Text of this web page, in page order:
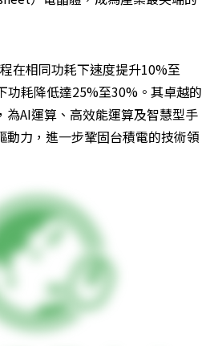
在相同功耗下速度提升10%至
功耗降低達25%至30%。其卓越的
為AI運算、高效能運算及智慧型手
動力，進一步鞏固台積電的技術領